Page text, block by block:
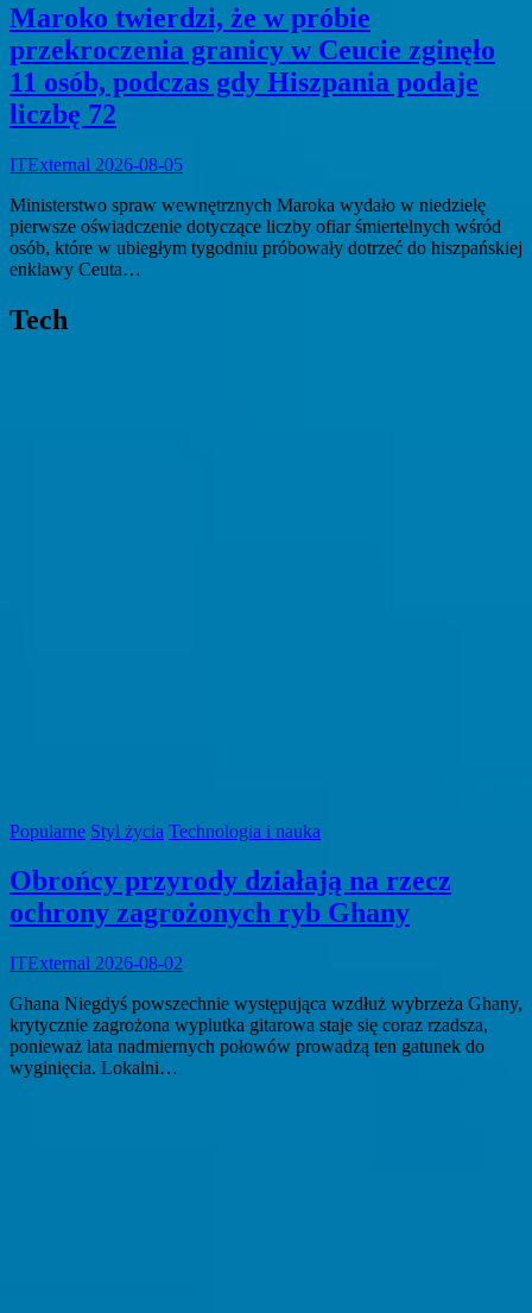
Maroko twierdzi, że w próbie
przekroczenia granicy w Ceucie zginęło
11 osób, podczas gdy Hiszpania podaje
liczbę 72
ITExternal 2026-08-05
Ministerstwo spraw wewnętrznych Maroka wydało w niedzielę
pierwsze oświadczenie dotyczące liczby ofiar śmiertelnych wśród
osób, które w ubiegłym tygodniu próbowały dotrzeć do hiszpańskiej
enklawy Ceuta…
Tech
Popularne Styl życia Technologia i nauka
Obrońcy przyrody działają na rzecz
ochrony zagrożonych ryb Ghany
ITExternal 2026-08-02
Ghana Niegdyś powszechnie występująca wzdłuż wybrzeża Ghany,
krytycznie zagrożona wyplutka gitarowa staje się coraz rzadsza,
ponieważ lata nadmiernych połowów prowadzą ten gatunek do
wyginięcia. Lokalni…